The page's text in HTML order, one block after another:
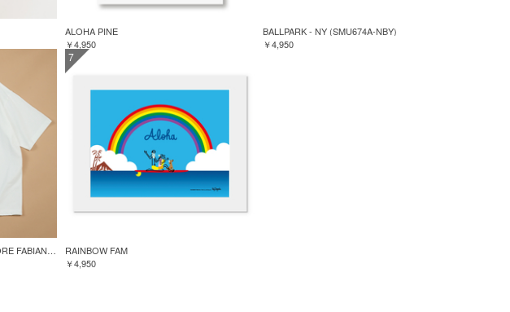
ALOHA PINE
￥4,950
BALLPARK - NY (SMU674A-NBY)
￥4,950
GREENROOM for FREAK'S STORE FABIAN LAVATER S/S TEE
7
RAINBOW FAM
￥4,950